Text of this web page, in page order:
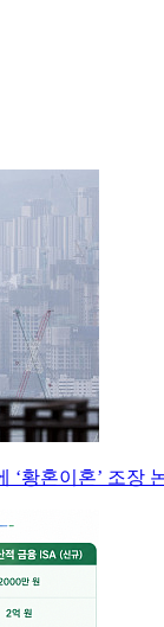
‘황혼이혼’ 조장